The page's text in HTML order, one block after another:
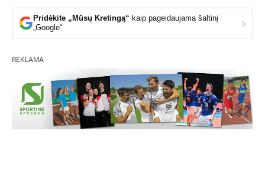
Pridėkite „Mūsų Kretingą“ kaip pageidaujamą šaltinį
„Google“
›
REKLAMA